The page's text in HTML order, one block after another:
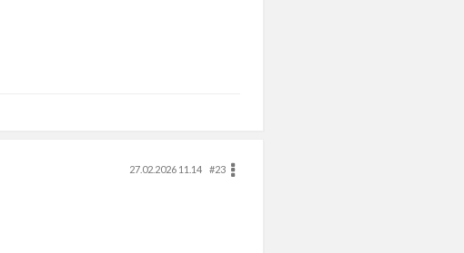
27.02.2026 11.14
#23